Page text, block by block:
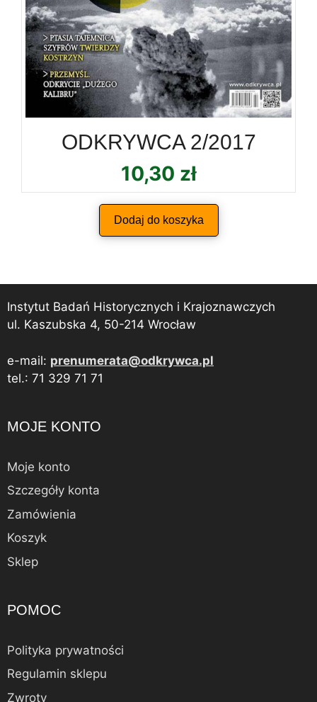
ODKRYWCA 2/2017
10,30 zł
Dodaj do koszyka
Instytut Badań Historycznych i Krajoznawczych
ul. Kaszubska 4, 50-214 Wrocław
e-mail: prenumerata@odkrywca.pl
tel.: 71 329 71 71
MOJE KONTO
Moje konto
Szczegóły konta
Zamówienia
Koszyk
Sklep
POMOC
Polityka prywatności
Regulamin sklepu
Zwroty